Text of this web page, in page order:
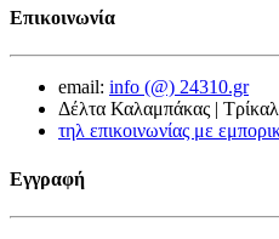
Επικοινωνία
email: info (@) 24310.gr
Δέλτα Καλαμπάκας |
τηλ επικοινωνίας με
Εγγραφή